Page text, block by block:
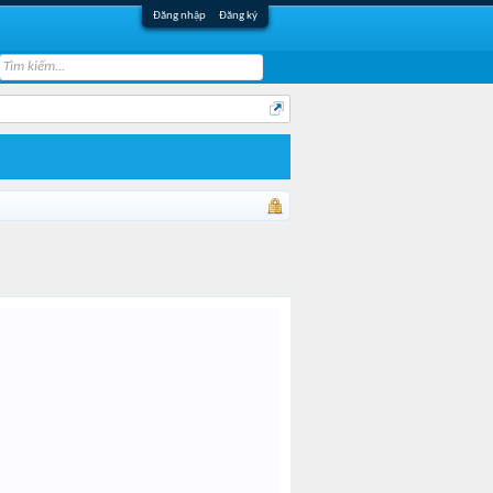
Đăng nhập Đăng ký